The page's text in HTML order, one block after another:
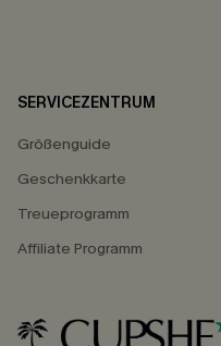
SERVICEZENTRUM
Größenguide
Geschenkkarte
Treueprogramm
Affiliate Programm